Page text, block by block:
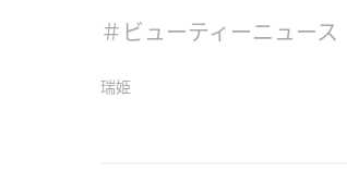
＃ビューティーニュース
瑞姫